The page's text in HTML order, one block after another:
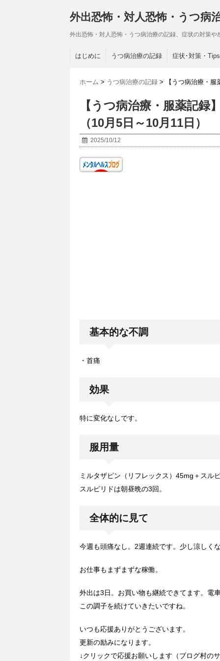
外出恐怖・対人恐怖・うつ病
外出恐怖・対人恐怖・うつ病治療の記録、症状の対策や
はじめに うつ病治療の記録 症状･対策・Tips
ホーム > うつ病治療の記録 > 【うつ病治療・
【うつ病治療・服薬記
（10月5日～10月11日）
2025/10/12
基本的な不調
・首痛
効果
特に変化なしです。
服用量
ミルタザピン（リフレックス）45mg＋スル
スルピリドは朝昼晩の3回。
全体的に見て
今週も頭痛なし。2週連続です。少し涼しく
お仕事もまずまずな稼働。
外出は3日。お買い物も継続できてます。電
この調子を続けていきたいですね。
いつも応援ありがとうございます。
更新の励みになります。
↓クリックで応援お願いします（ブログ村の